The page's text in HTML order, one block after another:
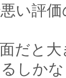
い評
だと
しか